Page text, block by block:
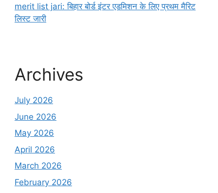
merit list jari: बिहार बोर्ड इंटर एडमिशन के लिए प्रथम मैरिट
लिस्ट जारी
Archives
July 2026
June 2026
May 2026
April 2026
March 2026
February 2026